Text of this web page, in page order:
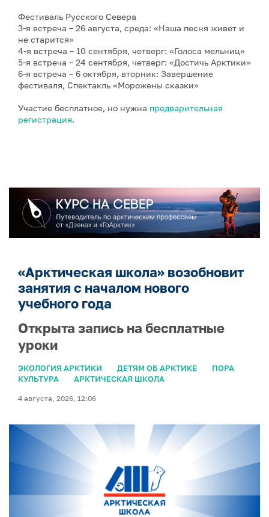
Фестиваль Русского Севера
3-я встреча – 26 августа, среда: «Наша песня живет и
не старится»
4-я встреча – 10 сентября, четверг: «Голоса мельниц»
5-я встреча – 24 сентября, четверг: «Достичь Арктики»
6-я встреча – 6 октября, вторник: Завершение
фестиваля, Спектакль «Морожены сказки»
Участие бесплатное, но нужна предварительная
регистрация.
«Арктическая школа» возобновит
занятия с началом нового
учебного года
Открыта запись на бесплатные
уроки
ЭКОЛОГИЯ АРКТИКИ ДЕТЯМ ОБ АРКТИКЕ
ПОРА
КУЛЬТУРА
АРКТИЧЕСКАЯ ШКОЛА
4 августа, 2026, 12:06